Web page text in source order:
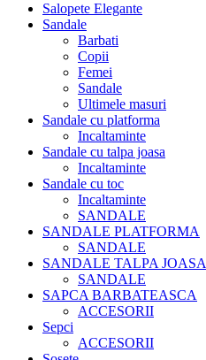
Salopete Elegante
Sandale
Barbati
Copii
Femei
Sandale
Ultimele masuri
Sandale cu platforma
Incaltaminte
Sandale cu talpa joasa
Incaltaminte
Sandale cu toc
Incaltaminte
SANDALE
SANDALE PLATFORMA
SANDALE
SANDALE TALPA JOASA
SANDALE
SAPCA BARBATEASCA
ACCESORII
Sepci
ACCESORII